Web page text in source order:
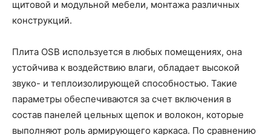
щитовой и модульной мебели, монтажа различных
конструкций.
Плита OSB используется в любых помещениях, она
устойчива к воздействию влаги, обладает высокой
звуко- и теплоизолирующей способностью. Такие
параметры обеспечиваются за счет включения в
состав панелей цельных щепок и волокон, которые
выполняют роль армирующего каркаса. По сравнению